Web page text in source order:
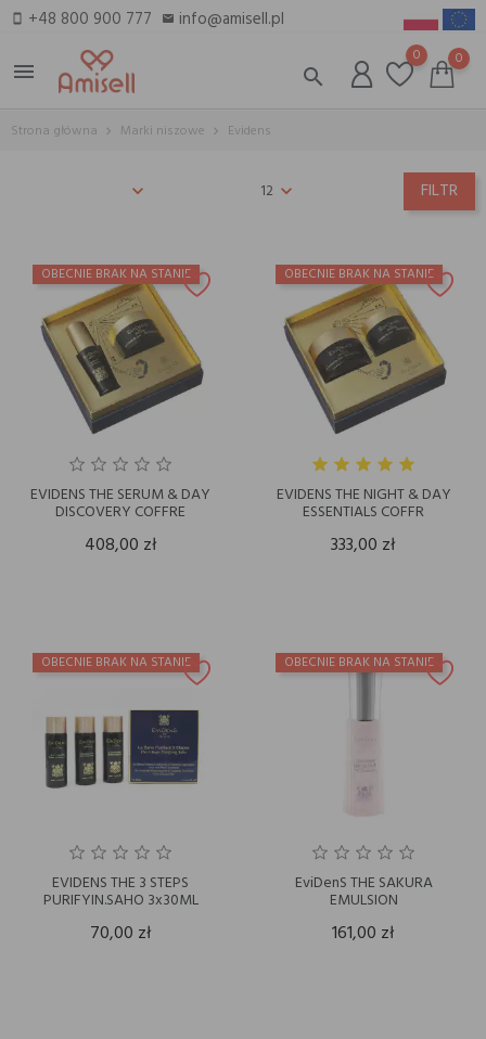
smartphone +48 800 900 777 email info@amisell.pl
menu
search
0 0
Strona główna Marki niszowe Evidens
12 FILTR
OBECNIE BRAK NA STANIE
EVIDENS THE SERUM & DAY
DISCOVERY COFFRE
408,00 zł
OBECNIE BRAK NA STANIE
EVIDENS THE NIGHT & DAY
ESSENTIALS COFFR
333,00 zł
OBECNIE BRAK NA STANIE
EVIDENS THE 3 STEPS
PURIFYIN.SAHO 3x30ML
70,00 zł
OBECNIE BRAK NA STANIE
EviDenS THE SAKURA
EMULSION
161,00 zł